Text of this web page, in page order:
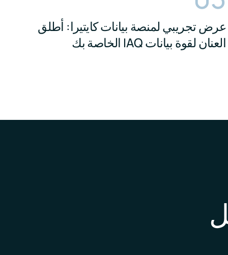
عرض تجريبي لمنصة بيانات كايتيرا: أطلق
العنان لقوة بيانات IAQ الخاصة بك